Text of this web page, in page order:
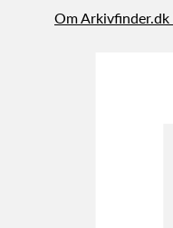
Om Arkivfinder.dk